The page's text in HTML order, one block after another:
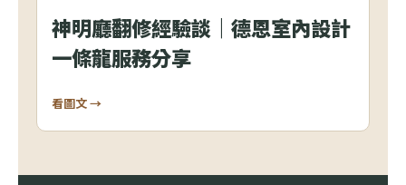
神明廳翻修經驗談｜德恩室內設計
一條龍服務分享
看圖文 →